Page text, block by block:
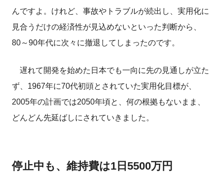
んですよ。けれど、事故やトラブルが続出し、実用化に
見合うだけの経済性が見込めないといった判断から、
80～90年代に次々に撤退してしまったのです。
遅れて開発を始めた日本でも一向に先の見通しが立た
ず、1967年に70代初頭とされていた実用化目標が、
2005年の計画では2050年頃と、何の根拠もないまま、
どんどん先延ばしにされていきました。
停止中も、維持費は1日5500万円